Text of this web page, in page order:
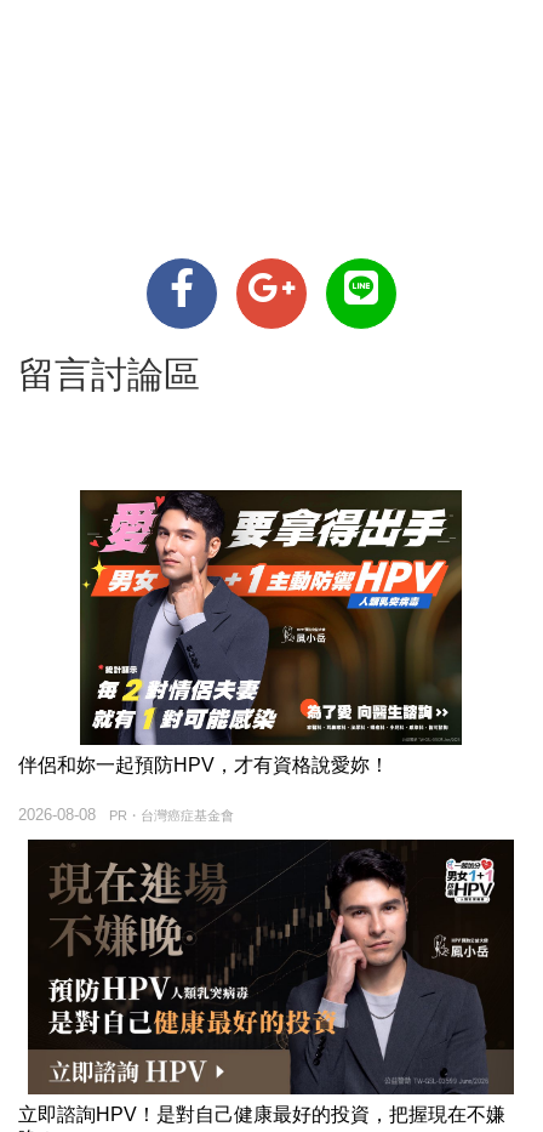
留言討論區
伴侶和妳一起預防HPV，才有資格說愛妳！
PR・台灣癌症基金會
2026-08-08
立即諮詢HPV！是對自己健康最好的投資，把握現在不嫌